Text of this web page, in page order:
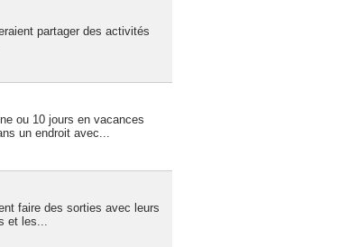
partager des activités
ou 10 jours en vacances
un endroit avec...
faire des sorties avec leurs
et les...